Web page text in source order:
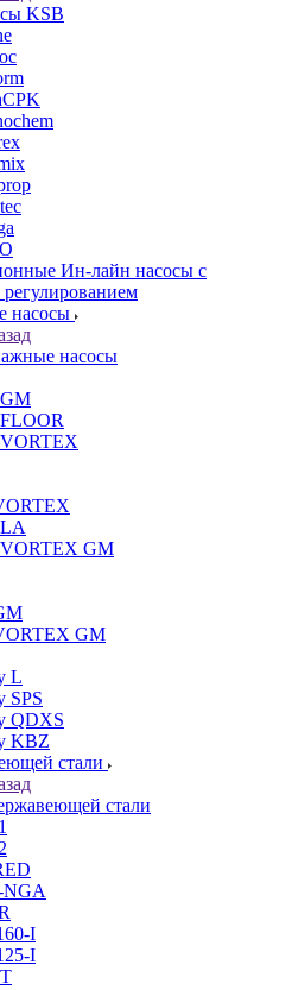
KSB
Ин-лайн насосы с
насосы
насосы
GM
GM
L
SPS
QDXS
KBZ
стали
стали
NGA
I
I